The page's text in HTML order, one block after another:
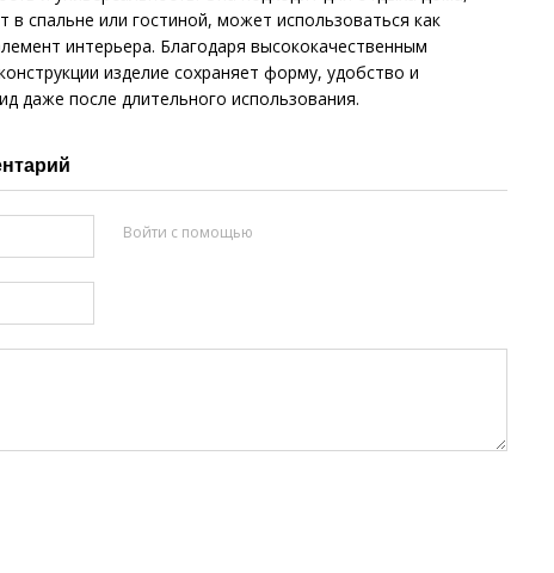
в спальне или гостиной, может использоваться как
интерьера. Благодаря высококачественным
изделие сохраняет форму, удобство и
даже после длительного использования.
Войти с помощью